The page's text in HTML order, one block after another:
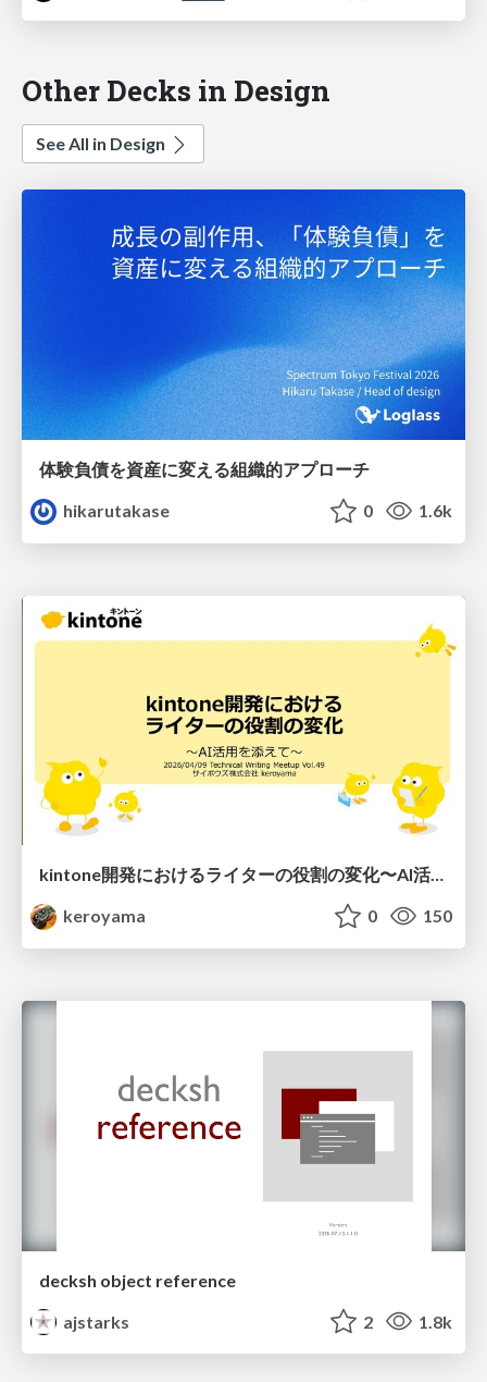
Other Decks in Design
See All in Design
体験負債を資産に変える組織的アプローチ
hikarutakase
0 1.6k
kintone開発における​ライターの役割の変化​〜AI活用を添えて〜 / Changes in the Role of Writers in Kintone Development
keroyama
0 150
decksh object reference
ajstarks
2 1.8k